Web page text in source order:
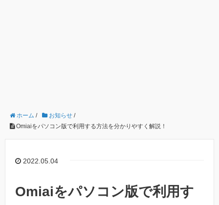
ホーム / お知らせ /
Omiaiをパソコン版で利用する方法を分かりやすく解説！
2022.05.04
Omiaiをパソコン版で利用す